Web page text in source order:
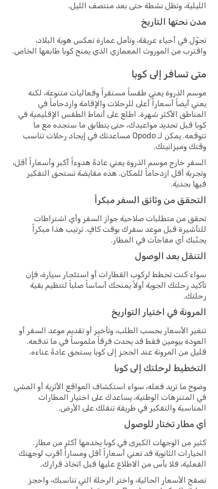
الليلية، وتظل نشطة حتى بعد منتصف الليل.
مدن نحتها التاريخ
تجوّل في أحياء عريقة، وتأمل عمارة تعكس هوية البلاد،
واقترب من الموروث المعماري الذي يمنح كوبا طابعها الخاص.
متى تسافر إلى كوبا
موسم الذروة يعني طقساً مستقراً وفعاليات متنوعة، لكنه
يعني أيضاً أسعاراً أعلى للرحلات والإقامة وازدحاماً في
المناطق الأكثر شهرة. اطلع على أنماط الطقس الإقليمية في
كوبا قبل تحديد مواعيدك، حتى يتطابق ما ستجده مع ما
تتوقعه. يمكن لـ Opodo مساعدتك في إيجاد رحلات تناسب
وقتك وميزانيتك.
السفر خارج موسم الذروة يعني عادةً هدوءاً أكبر وأسعاراً أقل،
وتجربة أقل ازدحاماً للمكان. هذه مقايضة تستحق التفكير
فيها بجدية.
التحقق من وثائق السفر مبكراً
تحقق من متطلبات صلاحية جواز السفر وأي اشتراطات
للتأشيرة قبل موعد سفرك بوقت كافٍ. ترتيب هذا مبكراً
يجنّبك أي مفاجآت في المطار.
التنقل بعد الوصول
سواء كنت تخطط لركوب القطارات أو استئجار سيارة، فإن
تأكيد رحلتك الجوية أولاً يمنحك أساساً صلباً لتنظيم بقية
رحلتك.
المرونة في اختيار التواريخ
تتغير الأسعار بحسب الطلب، وتأخير أو تقديم موعد السفر أو
العودة بيومين فقط قد يحدث فرقاً ملموساً في ما تدفعه.
قليل من المرونة عند الحجز إلى كوبا يستحق عادةً عناءه.
التخطيط لرحلتك إلى كوبا
وضوح ما تريد فعله، سواء استكشاف المواقع الأثرية أو المشي
في المتنزهات الوطنية، يساعدك على اختيار المطارات
المناسبة والتفكير في طريقة تنقلك على الأرض.
أي مطار تختار للوصول
كثير من الوجهات الكبرى في كوبا يخدمها أكثر من مطار.
الخيارات الثانوية قد تعني أسعاراً أقل ومساراً أقرب لوجهتك
الفعلية، فلا بأس من الاطلاع عليها قبل اتخاذ قرارك.
تصفح الأسعار الحالية، واختر الرحلة التي تناسبك، واحجز